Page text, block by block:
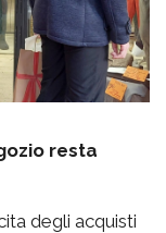
resta
degli acquisti